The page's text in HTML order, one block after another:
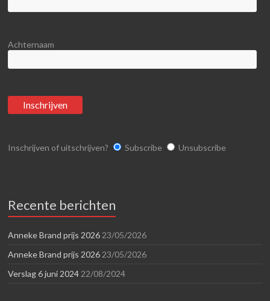
Achternaam
Inschrijven of uitschrijven? Subscribe Unsubscribe
Recente berichten
Anneke Brand prijs 2026 23/05/2026
Anneke Brand prijs 2026 23/05/2026
Verslag 6 juni 2024 22/08/2024